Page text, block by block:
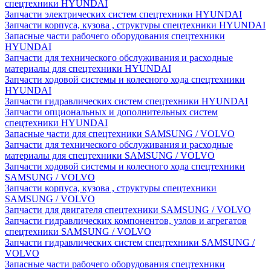
спецтехники HYUNDAI
Запчасти электрических систем спецтехники HYUNDAI
Запчасти корпуса, кузова , структуры спецтехники HYUNDAI
Запасные части рабочего оборудования спецтехники
HYUNDAI
Запчасти для технического обслуживания и расходные
материалы для спецтехники HYUNDAI
Запчасти ходовой системы и колесного хода спецтехники
HYUNDAI
Запчасти гидравлических систем спецтехники HYUNDAI
Запчасти опциональных и дополнительных систем
спецтехники HYUNDAI
Запасные части для спецтехники SAMSUNG / VOLVO
Запчасти для технического обслуживания и расходные
материалы для спецтехники SAMSUNG / VOLVO
Запчасти ходовой системы и колесного хода спецтехники
SAMSUNG / VOLVO
Запчасти корпуса, кузова , структуры спецтехники
SAMSUNG / VOLVO
Запчасти для двигателя спецтехники SAMSUNG / VOLVO
Запчасти гидравлических компонентов, узлов и агрегатов
спецтехники SAMSUNG / VOLVO
Запчасти гидравлических систем спецтехники SAMSUNG /
VOLVO
Запасные части рабочего оборудования спецтехники